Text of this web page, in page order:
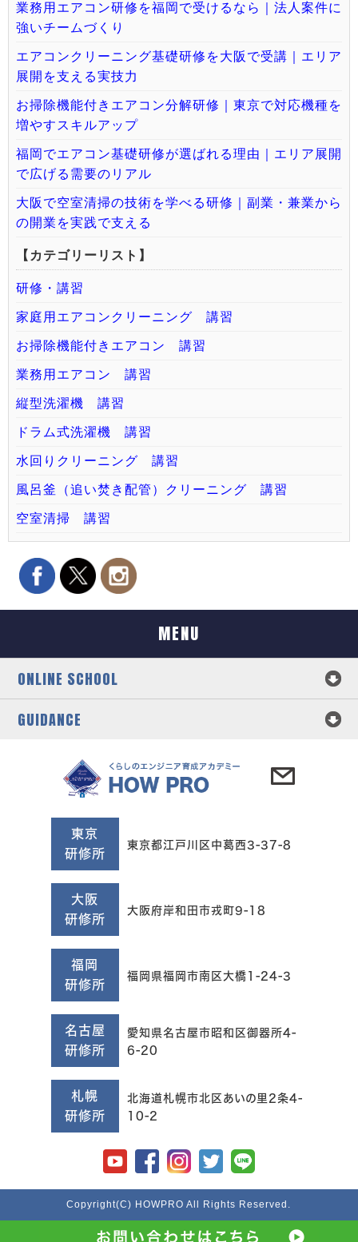
業務用エアコン研修を福岡で受けるなら｜法人案件に
強いチームづくり
エアコンクリーニング基礎研修を大阪で受講｜エリア
展開を支える実技力
お掃除機能付きエアコン分解研修｜東京で対応機種を
増やすスキルアップ
福岡でエアコン基礎研修が選ばれる理由｜エリア展開
で広げる需要のリアル
大阪で空室清掃の技術を学べる研修｜副業・兼業から
の開業を実践で支える
【カテゴリーリスト】
研修・講習
家庭用エアコンクリーニング 講習
お掃除機能付きエアコン 講習
業務用エアコン 講習
縦型洗濯機 講習
ドラム式洗濯機 講習
水回りクリーニング 講習
風呂釜（追い焚き配管）クリーニング 講習
空室清掃 講習
MENU
ONLINE SCHOOL
GUIDANCE
東京
研修所
東京都江戸川区中葛西3-37-8
大阪
研修所
大阪府岸和田市戎町9-18
福岡
研修所
福岡県福岡市南区大橋1-24-3
名古屋
研修所
愛知県名古屋市昭和区御器所4-
6-20
札幌
研修所
北海道札幌市北区あいの里2条4-
10-2
Copyright(C) HOWPRO All Rights Reserved.